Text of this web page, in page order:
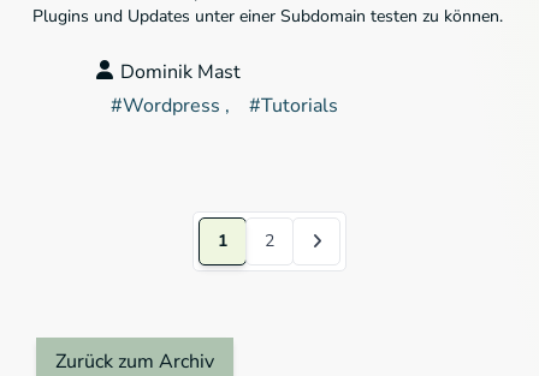
Plugins und Updates unter einer Subdomain testen zu können.
Dominik Mast
#Wordpress #Tutorials
1 2
Zurück zum Archiv